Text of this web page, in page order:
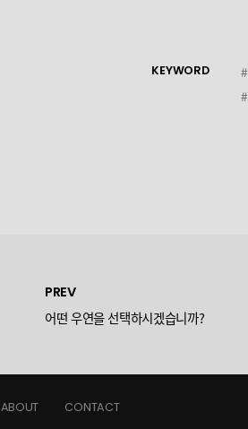
KEYWORD
PREV
어떤 우연을 선택하시겠습니까?
ABOUT CONTACT